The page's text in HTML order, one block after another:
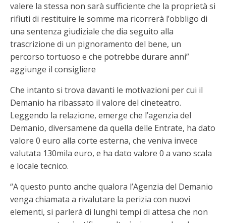
valere la stessa non sarà sufficiente che la proprietà si
rifiuti di restituire le somme ma ricorrerà l’obbligo di
una sentenza giudiziale che dia seguito alla
trascrizione di un pignoramento del bene, un
percorso tortuoso e che potrebbe durare anni”
aggiunge il consigliere
Che intanto si trova davanti le motivazioni per cui il
Demanio ha ribassato il valore del cineteatro.
Leggendo la relazione, emerge che l’agenzia del
Demanio, diversamene da quella delle Entrate, ha dato
valore 0 euro alla corte esterna, che veniva invece
valutata 130mila euro, e ha dato valore 0 a vano scala
e locale tecnico.
“A questo punto anche qualora l’Agenzia del Demanio
venga chiamata a rivalutare la perizia con nuovi
elementi, si parlerà di lunghi tempi di attesa che non